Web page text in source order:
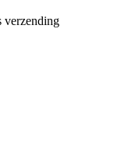
verzending